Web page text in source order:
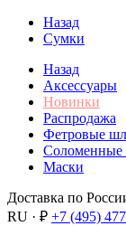
Назад
Сумки
Назад
Аксессуары
Новинки
Распродажа
Фетровые
Маски
Доставка по
RU · ₽ +7 (495)